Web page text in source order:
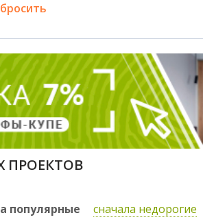
ПРОЕКТОВ
популярные сначала недорогие